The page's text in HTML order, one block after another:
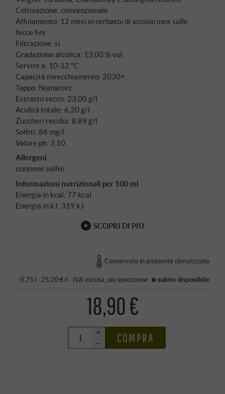
convenzionali senza perdere il rispetto per il terroir.
La famiglia Dal Cero compone una cuvée da
Trebbiano di Lugana (Turbiana), Chardonnay e
Sauvignon Blanc – tre vitigni che beneficiano del
clima mediterraneo del Lago di Garda e dei terreni
argillosi e ricchi di sostanze nutritive.
Coltivazione: convenzionale
Affinamento: 12 mesi in serbatoi di acciaio inox sulle
fecce fini
Filtrazione: sì
Gradazione alcolica: 13,00 % vol
Servire a: 10‑12 °C
Capacità invecchiamento: 2030+
Tappo: Nomacorc
Estratto secco: 23,00 g/l
Acidità totale: 6,20 g/l
Zuccheri residui: 8,89 g/l
Solfiti: 86 mg/l
Valore ph: 3,10
Allergeni
contiene solfiti
Informazioni nutrizionali per 100 ml
Energia in kcal: 77 kcal
Energia in kJ: 319 kJ
SCOPRI DI PIÙ
Conservato in ambiente climatizzato
0,75 l · 25,20 €/l · IVA inclusa , piùspedizione subito disponibile
18,90 €
+
–
COMPRA